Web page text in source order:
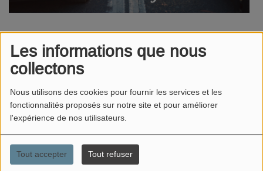
Les informations que nous
collectons
Nous utilisons des cookies pour fournir les services et les
fonctionnalités proposés sur notre site et pour améliorer
l'expérience de nos utilisateurs.
Tout accepter Tout refuser
LA TRAJECTOIRE FASCINANTE DE JEAN-
BAPTISTE POQUELIN, MOLIÈRE
LE FOIE